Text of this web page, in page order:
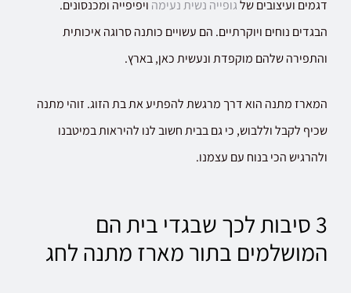
דגמים ועיצובים שלגופייה נשית נעימה ויפיפייה ומכנסונים.
הבגדים נוחים ויוקרתיים. הם עשויים כותנה סרוגה איכותית
והתפירה שלהם מוקפדת ונעשית כאן, בארץ.
המארז מתנה הוא דרך מרגשת להפתיע את בת הזוג. זוהי מתנה
שכיף לקבל וללבוש, כי גם בבית חשוב לנו להיראות במיטבנו
ולהרגיש הכי בנוח עם עצמנו.
3 סיבות לכך שבגדי בית הם
המושלמים בתור מארז מתנה לחג